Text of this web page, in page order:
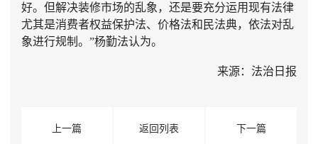
好。但解决装修市场的乱象，还是要充分运用现有法律
尤其是消费者权益保护法、价格法和民法典，依法对乱
象进行规制。”杨勤法认为。
来源：法治日报
上一篇 返回列表 下一篇